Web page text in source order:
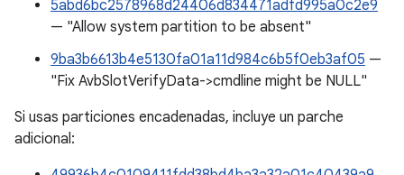
5abd6bc2578968d24406d834471adfd995a0c2e9
— "Allow system partition to be absent"
9ba3b6613b4e5130fa01a11d984c6b5f0eb3af05 —
"Fix AvbSlotVerifyData->cmdline might be NULL"
Si usas particiones encadenadas, incluye un parche
adicional: